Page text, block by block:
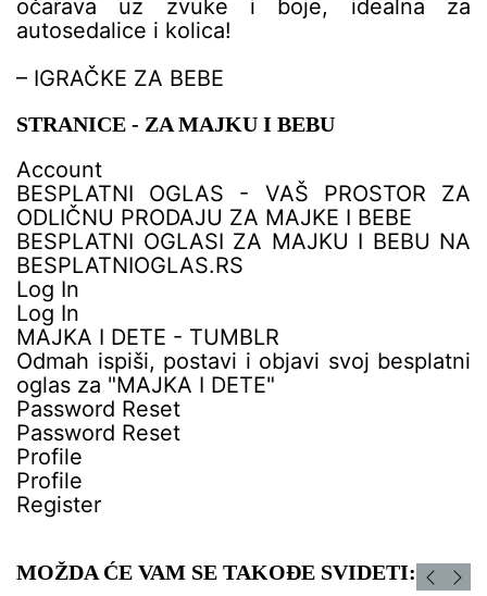
očarava uz zvuke i boje, idealna za
autosedalice i kolica!
– IGRAČKE ZA BEBE
STRANICE - ZA MAJKU I BEBU
Account
BESPLATNI OGLAS - VAŠ PROSTOR ZA
ODLIČNU PRODAJU ZA MAJKE I BEBE
BESPLATNI OGLASI ZA MAJKU I BEBU NA
BESPLATNIOGLAS.RS
Log In
Log In
MAJKA I DETE - TUMBLR
Odmah ispiši, postavi i objavi svoj besplatni
oglas za "MAJKA I DETE"
Password Reset
Password Reset
Profile
Profile
Register
MOŽDA ĆE VAM SE TAKOĐE SVIDETI: